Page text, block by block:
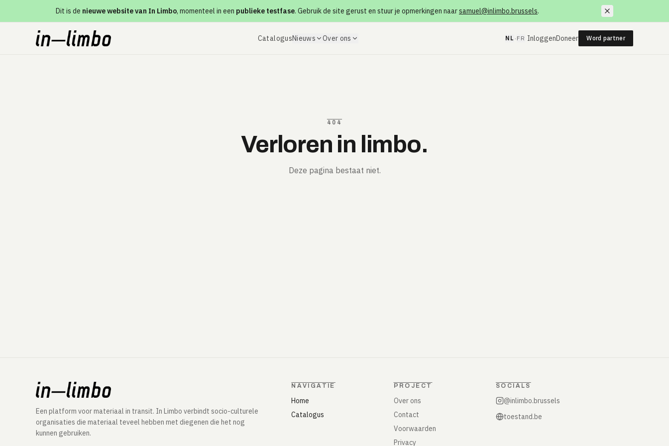
Dit is de nieuwe website van In Limbo, momenteel in een publieke testfase. Gebruik de site gerust en stuur je opmerkingen naarsamuel@inlimbo.brussels.
CatalogusNieuws Over ons NL · FR InloggenDoneer Word partner
404
Verloren in limbo.
Deze pagina bestaat niet.
Een platform voor materiaal in transit. In Limbo verbindt socio-culturele
organisaties die materiaal teveel hebben met diegenen die het nog
kunnen gebruiken.
NAVIGATIE
Home
Catalogus
PROJECT
Over ons
Contact
Voorwaarden
Privacy
SOCIALS
@inlimbo.brussels
toestand.be